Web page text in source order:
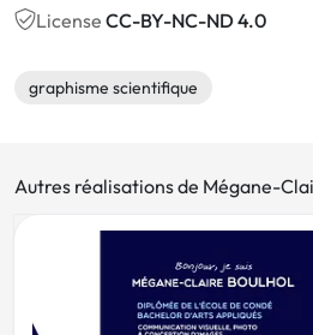
License CC-BY-NC-ND 4.0
graphisme scientifique
Autres réalisations de Mégane-